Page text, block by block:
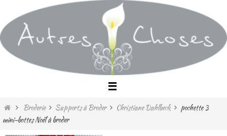
vers
le
contenu
HomeBroderie Supports à Broder Christiane Dahlbeck
pochette 3
mini-bottes Noël à broder